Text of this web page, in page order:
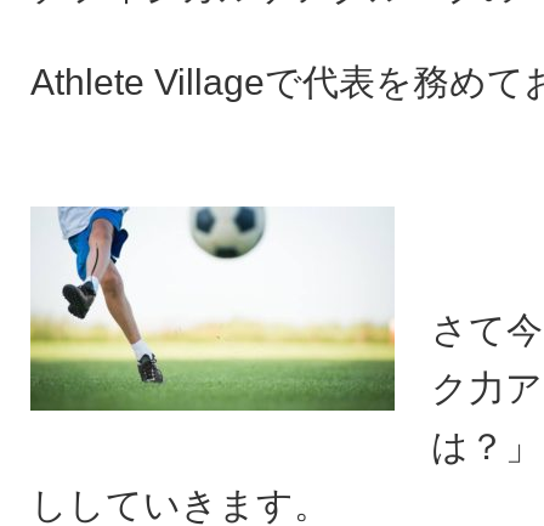
Athlete Villageで代表を務めて
さて
ク力
は？
ししていきます。